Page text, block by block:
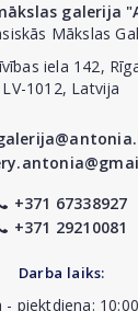
galerija
Mākslas
iela 142,
LV-1012, Latvija
+371 67338927
+371 29210081
Darba laiks:
- piektdiena: